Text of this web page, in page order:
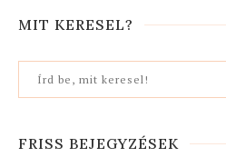
MIT KERESEL?
FRISS BEJEGYZÉSEK